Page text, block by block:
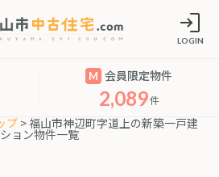
LOGIN
会員限定物件
2,089件
プ > 福山市神辺町字道上の新築一戸建
ョン物件一覧